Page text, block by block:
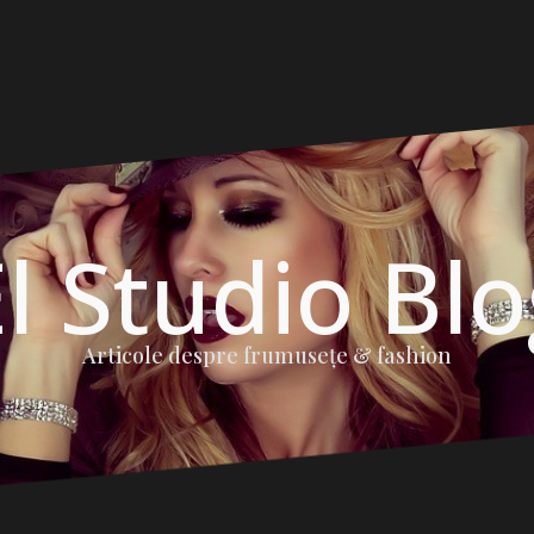
Studio
Articole despre frumuseţe & fashion